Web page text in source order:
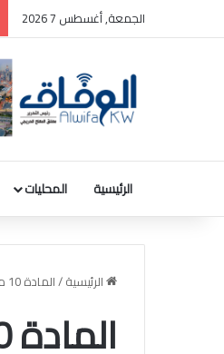
الجمعة, أغسطس 7 2026
الرئيسية المحليات
الرئيسية/المادة 10 من المرسوم الأميري رقم 15 لسنة 1959